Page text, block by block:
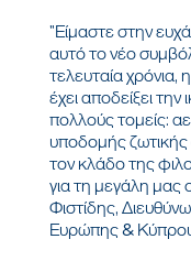
"Είμαστε στην
αυτό το νέο
τελευταία
έχει αποδείξει
πολλούς τομείς:
υποδομής
τον κλάδο της
για τη μεγάλη
Φιστίδης,
Ευρώπης &